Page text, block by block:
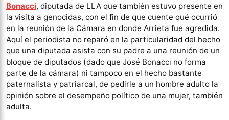
Bonacci, diputada de LLA que también estuvo presente en
la visita a genocidas, con el fin de que cuente qué ocurrió
en la reunión de la Cámara en donde Arrieta fue agredida.
Aquí el periodista no reparó en la particularidad del hecho
que una diputada asista con su padre a una reunión de un
bloque de diputados (dado que José Bonacci no forma
parte de la cámara) ni tampoco en el hecho bastante
paternalista y patriarcal, de pedirle a un hombre adulto la
opinión sobre el desempeño político de una mujer, también
adulta.